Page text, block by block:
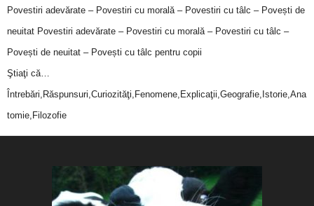
Povestiri adevărate – Povestiri cu morală – Povestiri cu tâlc – Povești de
neuitat Povestiri adevărate – Povestiri cu morală – Povestiri cu tâlc –
Povești de neuitat – Povești cu tâlc pentru copii
Ştiaţi că…
Întrebări,Răspunsuri,Curiozităţi,Fenomene,Explicaţii,Geografie,Istorie,Ana
tomie,Filozofie